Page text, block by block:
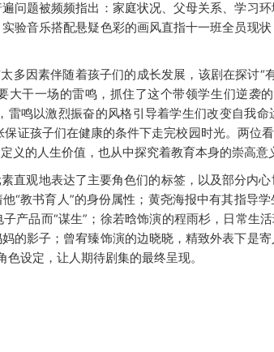
问题被频频指出：家庭状况、父母关系、学习
验音乐搭配悬疑色彩的画风直指十一班全员现
多因素伴随着孩子们的成长发展，该剧在探讨“
大干一场的雷鸣，抓住了这个带领学生们逆袭
雷鸣以激烈振奋的风格引导着学生们改变自我命
证孩子们在健康的条件下走完校园时光。两位
义的人生价值，也从中探究着教育本身的崇高意
直观地表达了主要角色们的标签，以及部分内
他“教书育人”的身份属性；黄尧海报中有其指导
子产品而“谋生”； 徐若晗饰演的程雨杉，日常生
的影子；曾宥臻饰演的边晓晓，精致外表下是
设定，让人期待剧集的最终呈现。